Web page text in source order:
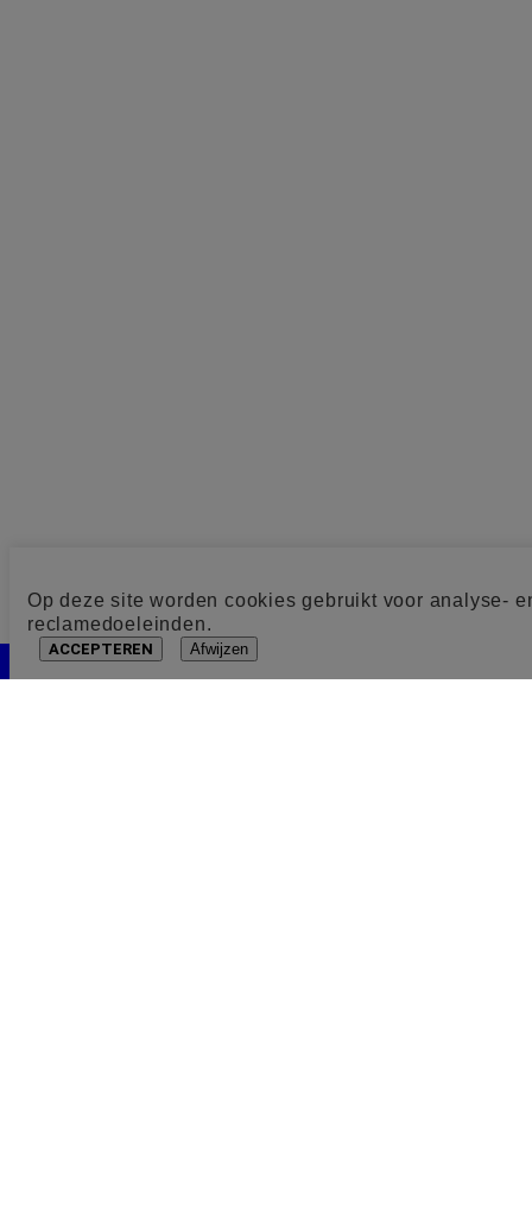
Op deze site worden cookies gebruikt voor analyse-
reclamedoeleinden.
ACCEPTEREN Afwijzen
Cookie toestemming